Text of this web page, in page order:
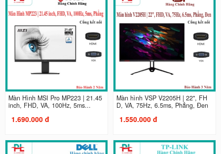
Màn Hình MSI Pro MP223 | 21.45
inch, FHD, VA, 100Hz, 5ms...
1.690.000 đ
Màn hình VSP V2205H | 22", FH
D, VA, 75Hz, 6.5ms, Phẳng, Đen
1.550.000 đ